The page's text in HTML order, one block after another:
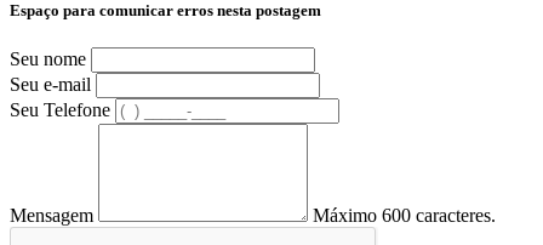
Espaço para comunicar erros nesta postagem
Seu nome
Seu e-mail
Seu Telefone
Mensagem Máximo 600 caracteres.